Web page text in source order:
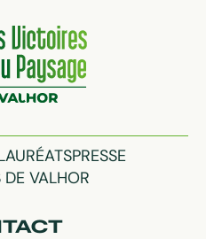
PRESSE
VALHOR